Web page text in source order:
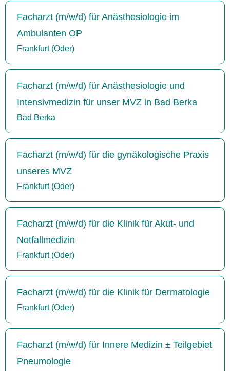
Facharzt (m/w/d) für Anästhesiologie im
Ambulanten OP
Frankfurt (Oder)
Facharzt (m/w/d) für Anästhesiologie und
Intensivmedizin für unser MVZ in Bad Berka
Bad Berka
Facharzt (m/w/d) für die gynäkologische Praxis
unseres MVZ
Frankfurt (Oder)
Facharzt (m/w/d) für die Klinik für Akut- und
Notfallmedizin
Frankfurt (Oder)
Facharzt (m/w/d) für die Klinik für Dermatologie
Frankfurt (Oder)
Facharzt (m/w/d) für Innere Medizin ± Teilgebiet
Pneumologie